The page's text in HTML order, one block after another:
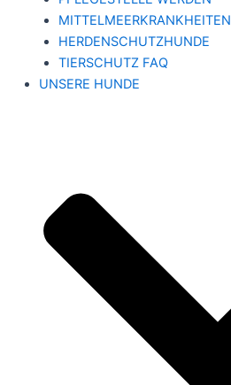
MITTELMEERKRANKHEITEN
HERDENSCHUTZHUNDE
TIERSCHUTZ FAQ
UNSERE HUNDE